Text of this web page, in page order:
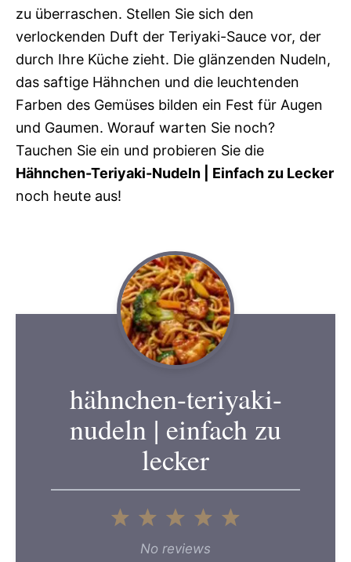
zu überraschen. Stellen Sie sich den
verlockenden Duft der Teriyaki-Sauce vor, der
durch Ihre Küche zieht. Die glänzenden Nudeln,
das saftige Hähnchen und die leuchtenden
Farben des Gemüses bilden ein Fest für Augen
und Gaumen. Worauf warten Sie noch?
Tauchen Sie ein und probieren Sie die
Hähnchen-Teriyaki-Nudeln | Einfach zu Lecker
noch heute aus!
hähnchen-teriyaki-
nudeln | einfach zu
lecker
5
4
3
Stars
2
Stars
1
Star
No reviews